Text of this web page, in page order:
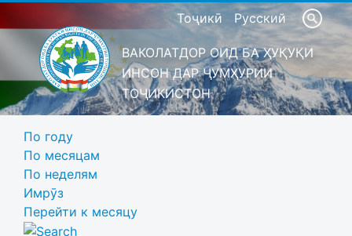
Тоҷикӣ Русский
ВАКОЛАТДОР ОИД БА ҲУҚУҚИ
ИНСОН ДАР ҶУМҲУРИИ
ТОҶИКИСТОН
По году
По месяцам
По неделям
Имрӯз
Перейти к месяцу